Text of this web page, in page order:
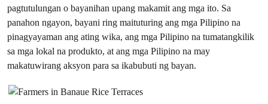
pagtutulungan o bayanihan upang makamit ang mga ito. Sa
panahon ngayon, bayani ring maituturing ang mga Pilipino na
pinagyayaman ang ating wika, ang mga Pilipino na tumatangkilik
sa mga lokal na produkto, at ang mga Pilipino na may
makatuwirang aksyon para sa ikabubuti ng bayan.